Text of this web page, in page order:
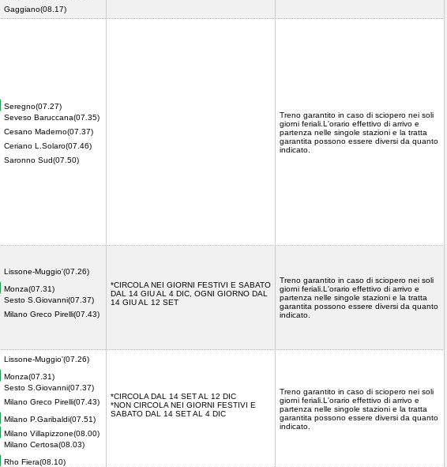
Gaggiano(08.17)
Seregno(07.27)
Seveso Baruccana(07.35)
Cesano Maderno(07.37)
Ceriano L.Solaro(07.46)
Saronno Sud(07.50)
Treno garantito in caso di sciopero nei soli
giorni feriali.L'orario effettivo di arrivo e
partenza nelle singole stazioni e la tratta
garantita possono essere diversi da quanto
indicato.
Lissone-Muggio'(07.26)
Monza(07.31)
Sesto S.Giovanni(07.37)
Milano Greco Pirelli(07.43)
*CIRCOLA NEI GIORNI FESTIVI E SABATO
DAL 14 GIU AL 4 DIC, OGNI GIORNO DAL
14 GIU AL 12 SET
Treno garantito in caso di sciopero nei soli
giorni feriali.L'orario effettivo di arrivo e
partenza nelle singole stazioni e la tratta
garantita possono essere diversi da quanto
indicato.
Lissone-Muggio'(07.26)
Monza(07.31)
Sesto S.Giovanni(07.37)
Milano Greco Pirelli(07.43)
Milano P.Garibaldi(07.51)
Milano Villapizzone(08.00)
Milano Certosa(08.03)
Rho Fiera(08.10)
*CIRCOLA DAL 14 SET AL 12 DIC
*NON CIRCOLA NEI GIORNI FESTIVI E
SABATO DAL 14 SET AL 4 DIC
Treno garantito in caso di sciopero nei soli
giorni feriali.L'orario effettivo di arrivo e
partenza nelle singole stazioni e la tratta
garantita possono essere diversi da quanto
indicato.